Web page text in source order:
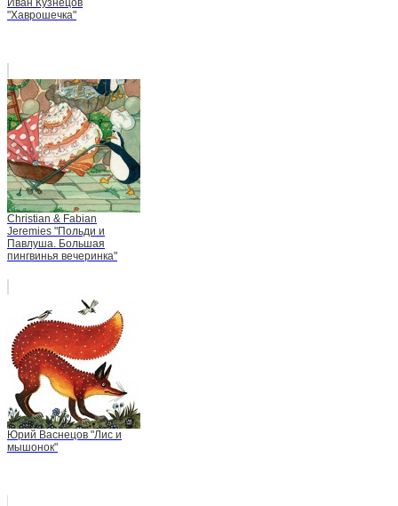
Иван Кузнецов
"Хаврошечка"
Christian & Fabian
Jeremies "Польди и
Павлуша. Большая
пингвинья вечеринка"
Юрий Васнецов "Лис и
мышонок"